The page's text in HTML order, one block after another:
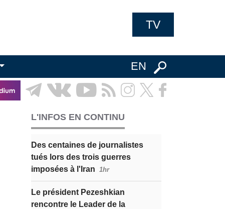
TV
EN
L'INFOS EN CONTINU
Des centaines de journalistes
tués lors des trois guerres
imposées à l'Iran 1hr
Le président Pezeshkian
rencontre le Leader de la